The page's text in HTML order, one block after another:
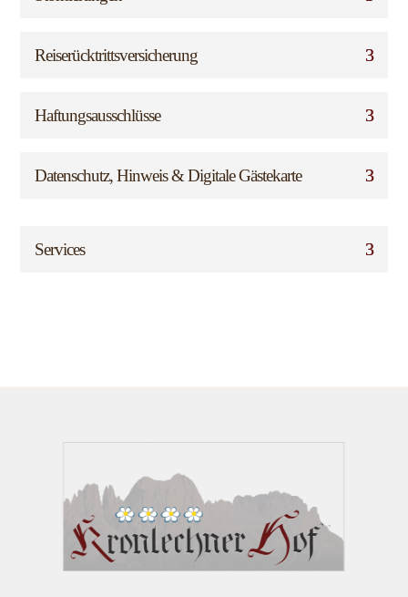
Reiserücktrittsversicherung
Haftungsausschlüsse
Datenschutz, Hinweis & Digitale Gästekarte
Services